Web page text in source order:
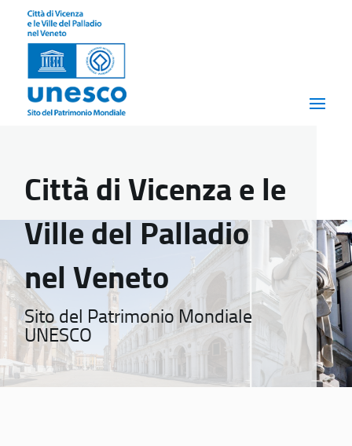
Città di Vicenza e le
Ville del Palladio
nel Veneto
Sito del Patrimonio Mondiale
UNESCO